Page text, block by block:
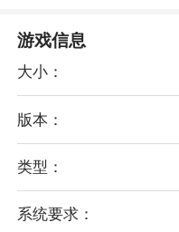
有了超级多的驾驶模拟
你可以解锁更多的汽车
1、还将有大量的道具
道具有不同的功能。
2、真正的豪华警车可以
游戏信息
大小：
版本：
类型：
系统要求：